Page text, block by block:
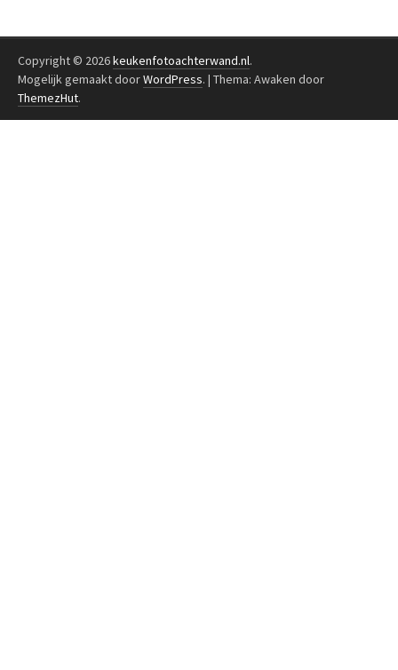
Copyright © 2026keukenfotoachterwand.nl.
Mogelijk gemaakt doorWordPress. | Thema: Awaken door
ThemezHut.